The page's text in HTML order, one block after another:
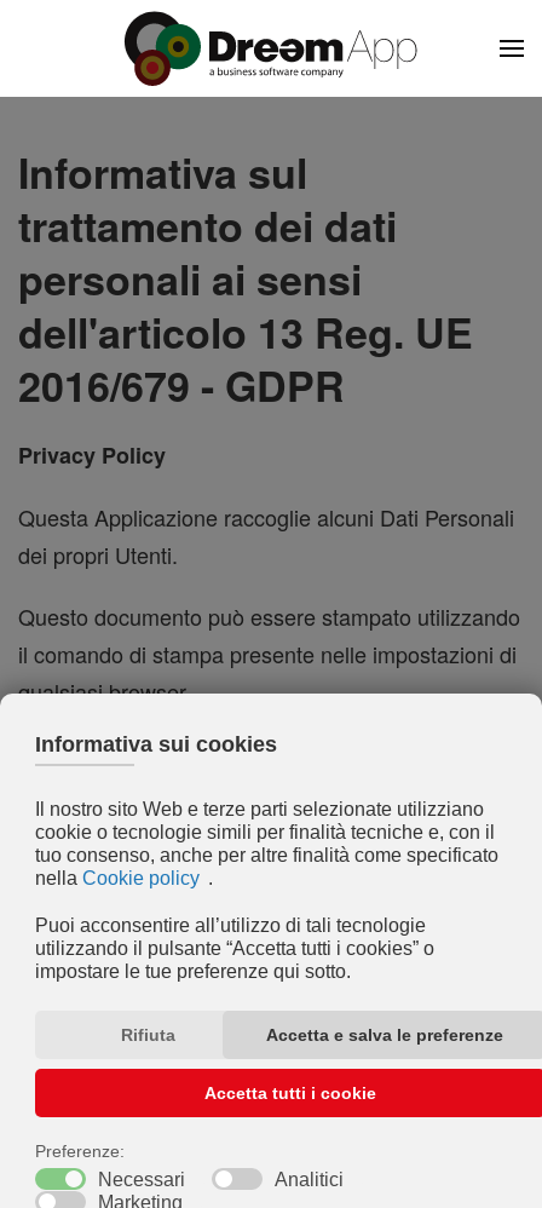
Skip to main content
Informativa sul
trattamento dei dati
personali ai sensi
dell'articolo 13 Reg. UE
2016/679 - GDPR
Privacy Policy
Questa Applicazione raccoglie alcuni Dati Personali
dei propri Utenti.
Questo documento può essere stampato utilizzando
il comando di stampa presente nelle impostazioni di
qualsiasi browser.
Titolare del Trattamento dei
Dati
Dream App s.r.l.
Via Trevisi, 21
31100 TREVISO (TV) Italy
P.IVA IT04719320261
Indirizzo email del Titolare: